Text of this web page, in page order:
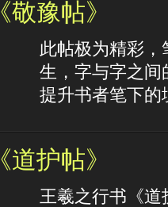
《敬豫帖》
此帖极为精彩
生，字与字之间
提升书者笔下的
《道护帖》
王羲之行书《道